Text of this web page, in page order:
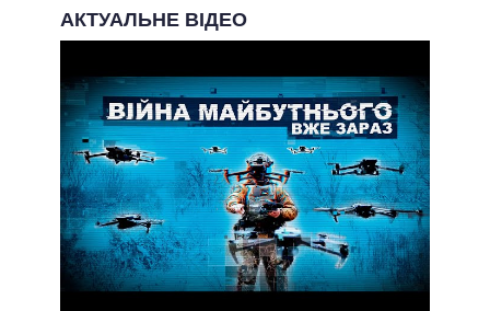
АКТУАЛЬНЕ ВІДЕО